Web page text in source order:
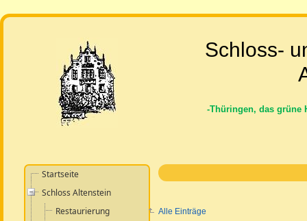
Schloss-
-Thüringen, das grüne
Startseite
Schloss Altenstein
Restaurierung
Alle Einträge